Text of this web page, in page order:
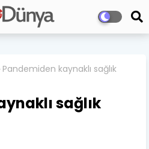
Pandemiden kaynaklı sağlık
sağlık